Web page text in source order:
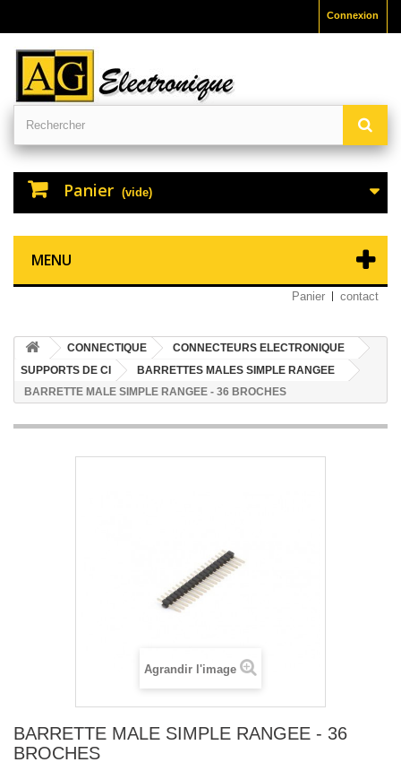
Connexion
Panier (vide)
MENU
Panier contact
CONNECTIQUE
CONNECTEURS ELECTRONIQUE
SUPPORTS DE CI
BARRETTES MALES SIMPLE RANGEE
BARRETTE MALE SIMPLE RANGEE - 36 BROCHES
Agrandir l'image
BARRETTE MALE SIMPLE RANGEE - 36
BROCHES